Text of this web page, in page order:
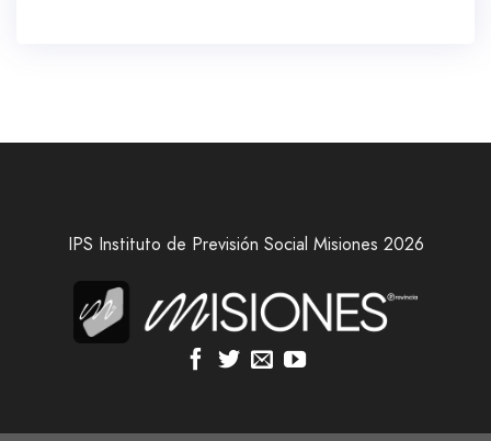
IPS Instituto de Previsión Social Misiones 2026